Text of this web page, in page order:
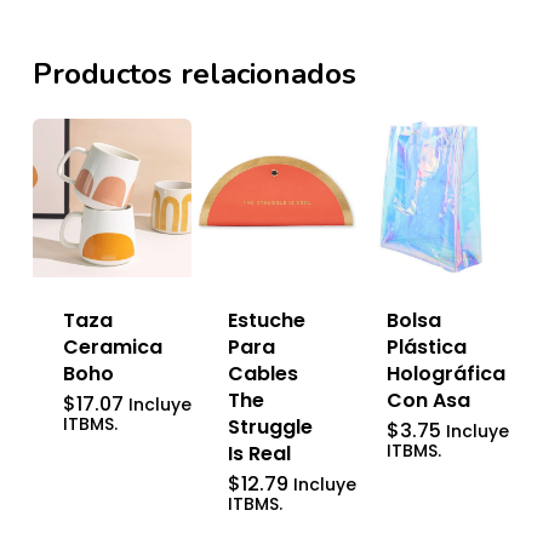
Productos relacionados
Taza
Ceramica
Boho
$17.07 Incluye
ITBMS.
Estuche
Para
Cables
The
Struggle
Is Real
$12.79 Incluye
ITBMS.
Bolsa
Plástica
Holográfica
Con Asa
$3.75 Incluye
ITBMS.